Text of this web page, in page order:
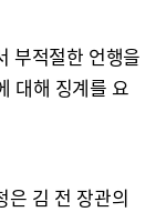
부적절한 언행을
대해 징계를 요
은 김 전 장관의